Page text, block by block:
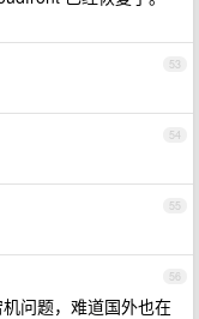
53
54
55
56
问题，难道国外也在